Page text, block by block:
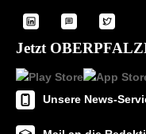
Jetzt
Unsere News-